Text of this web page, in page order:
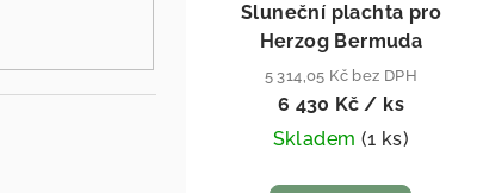
Sluneční plachta pro
Herzog Bermuda
5 314,05 Kč bez DPH
6 430 Kč/ ks
Skladem (1 ks)